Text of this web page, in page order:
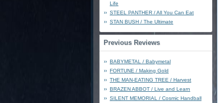
Life
STEEL PANTHER / All You Can Eat
STAN BUSH / The Ultimate
Previous Reviews
BABYMETAL / Babymetal
FORTUNE / Making Gold
THE MAN-EATING TREE / Harvest
BRAZEN ABBOT / Live and Learn
SILENT MEMORIAL / Cosmic Handball